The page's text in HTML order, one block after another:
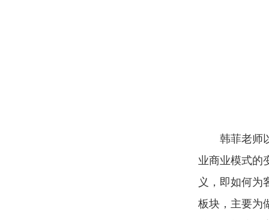
韩菲老师
业商业模式的
义，即如何为
板块，主要为